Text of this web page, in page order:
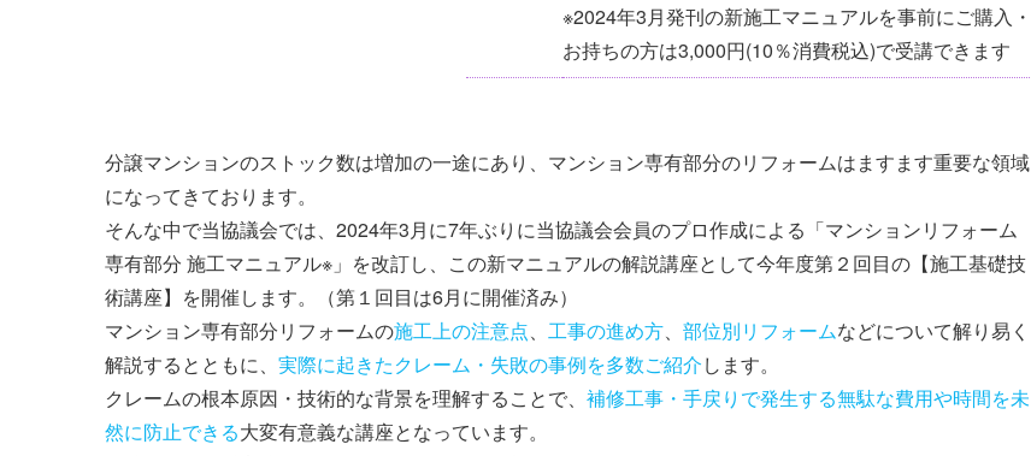
※2024年3月発刊の新施工マニュアルを事前にご購入・
お持ちの方は3,000円(10％消費税込)で受講できます
分譲マンションのストック数は増加の一途にあり、マンション専有部分のリフォームはますます重要な領域
になってきております。
そんな中で当協議会では、2024年3月に7年ぶりに当協議会会員のプロ作成による「マンションリフォーム
専有部分 施工マニュアル※」を改訂し、この新マニュアルの解説講座として今年度第２回目の【施工基礎技
術講座】を開催します。（第１回目は6月に開催済み）
マンション専有部分リフォームの施工上の注意点、 工事の進め方、 部位別リフォームなどについて解り易く
解説するとともに、 実際に起きたクレーム・失敗の事例を多数ご紹介します。
クレームの根本原因・技術的な背景を理解することで、 補修工事・手戻りで発生する無駄な費用や時間を未
然に防止できる大変有意義な講座となっています。